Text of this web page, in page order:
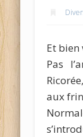
Et bien
Pas
aux